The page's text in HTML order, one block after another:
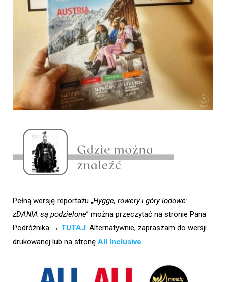
Pełną wersję reportażu „Hygge, rowery i góry lodowe:
zDANIA są podzielone” można przeczytać na stronie Pana
Podróżnika → TUTAJ. Alternatywnie, zapraszam do wersji
drukowanej lub na stronę All Inclusive.